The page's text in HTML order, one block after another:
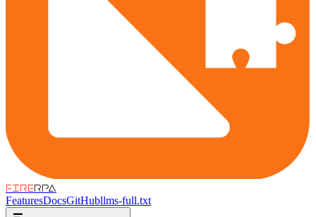
FIRERPA
FeaturesDocsGitHubllms-full.txt